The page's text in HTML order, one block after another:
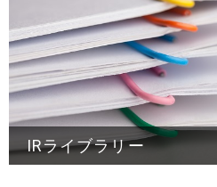
IRライブラリー